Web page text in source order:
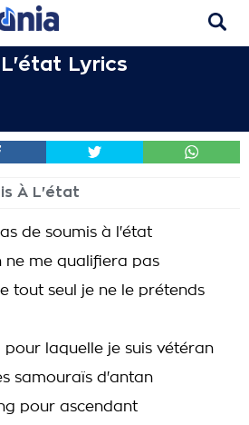
L'état Lyrics
À L'état
de soumis à l'état
ne me qualifiera pas
tout seul je ne le prétends
laquelle je suis vétéran
samouraïs d'antan
pour ascendant